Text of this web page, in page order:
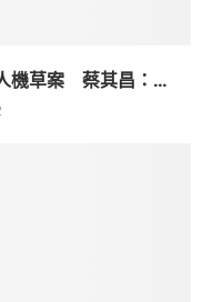
機草案 蔡其昌：...